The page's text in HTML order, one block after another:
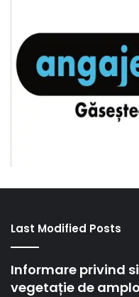
Last Modified Posts
Informare privind
vegetație de